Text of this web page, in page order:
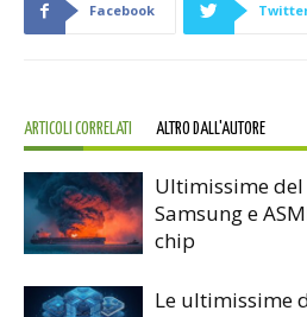
Facebook
ARTICOLI CORRELATI ALTRO DALL'AUTORE
Ultimissime
Samsung e
chip
Le ultimissime